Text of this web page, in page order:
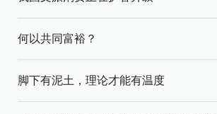
何以共同富裕？
脚下有泥土，理论才能有温度